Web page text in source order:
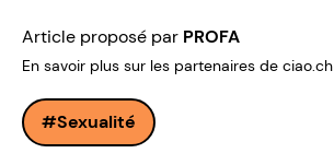
Article proposé par PROFA
En savoir plus sur les partenaires de ciao.ch
Sexualité